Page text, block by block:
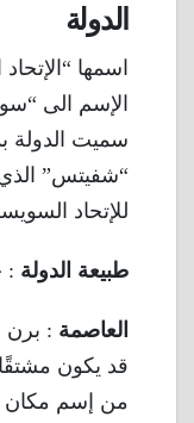
الدولة
اسمها
سميت الدولة
“شفيتس” الذي
للإتحاد
طبيعة الدولة :
العاصمة : برن
قد يكون مشتقًا
من إسم مكان